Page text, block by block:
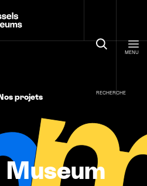
RECHERCHE
MENU
projets